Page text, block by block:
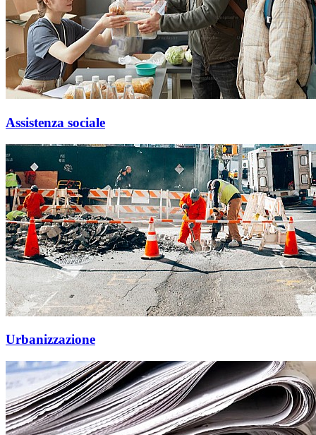
Assistenza sociale
Urbanizzazione